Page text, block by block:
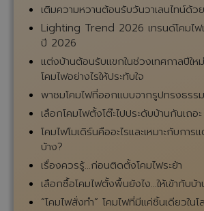
เติมความหวานต้อนรับวันวาเลนไทน์ด้ว
Lighting Trend 2026 เทรนด์โคมไฟ
ปี 2026
แต่งบ้านต้อนรับแขกในช่วงเทศกาลปีใ
โคมไฟอย่างไรให้ประทับใจ
พาชมโคมไฟที่ออกแบบจากรูปทรงธรร
เลือกโคมไฟตั้งโต๊ะไปประดับบ้านกันเถอะ
โคมไฟโมเดิร์นคืออะไรและเหมาะกับการ
บ้าง?
เรื่องควรรู้...ก่อนติดตั้งโคมไฟระย้า
เลือกซื้อโคมไฟตั้งพื้นยังไง...ให้เข้ากับบ้า
“โคมไฟสั่งทำ” โคมไฟที่มีแค่ชิ้นเดียวในโ